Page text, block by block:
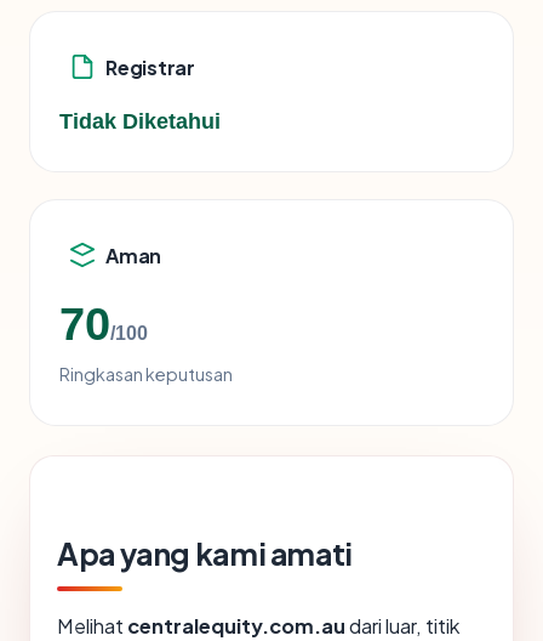
Registrar
Tidak Diketahui
Aman
70/100
Ringkasan keputusan
Apa yang kami amati
Melihat centralequity.com.audari luar, titik